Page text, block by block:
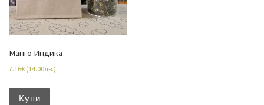
Манго Индика
7.16€ (14.00лв.)
Купи